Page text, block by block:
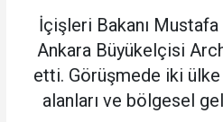
İçişleri Bakanı Mustafa
Ankara Büyükelçisi
etti. Görüşmede iki
alanları ve bölgesel